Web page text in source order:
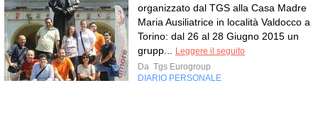
organizzato dal TGS alla Casa Madre
Maria Ausiliatrice in località Valdocco a
Torino: dal 26 al 28 Giugno 2015 un
grupp...
Leggere il seguito
Da Tgs Eurogroup
DIARIO PERSONALE